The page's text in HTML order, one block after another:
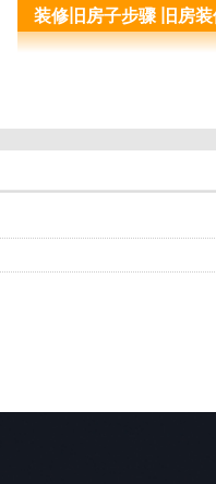
装修旧房子步骤 旧房